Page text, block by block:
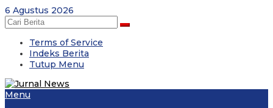
Skip
to
content
6 Agustus 2026
Terms of Service
Indeks Berita
Tutup Menu
Menu